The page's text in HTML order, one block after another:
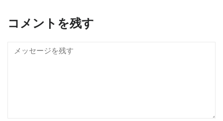
コメントを残す